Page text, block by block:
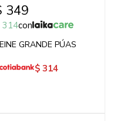
349
314con
GRANDE PÚAS
$ 314